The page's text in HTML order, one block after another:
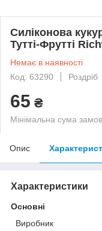
Силіконова
Тутті-Фрутті
Немає в наявності
Код: 63290
Роздріб
65 ₴
Мінімальна сума
Опис
Характеристики
Основні
Виробник